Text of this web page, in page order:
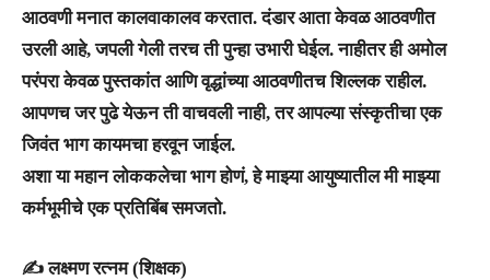
आठवणी मनात कालवाकालव करतात. दंडार आता केवळ आठवणीत
उरली आहे, जपली गेली तरच ती पुन्हा उभारी घेईल. नाहीतर ही अमोल
परंपरा केवळ पुस्तकांत आणि वृद्धांच्या आठवणीतच शिल्लक राहील.
आपणच जर पुढे येऊन ती वाचवली नाही, तर आपल्या संस्कृतीचा एक
जिवंत भाग कायमचा हरवून जाईल.
अशा या महान लोककलेचा भाग होणं, हे माझ्या आयुष्यातील मी माझ्या
कर्मभूमीचे एक प्रतिबिंब समजतो.
✍️ लक्ष्मण रत्नम (शिक्षक)